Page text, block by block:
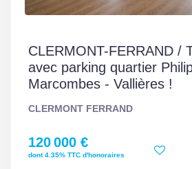
Sous-sol Non
Panneau Solaire Non
CLERMONT-FERRAND /
avec parking quartier
Marcombes - Vallières !
CLERMONT FERRAND
120 000 €
dont 4.35% TTC d'honoraires